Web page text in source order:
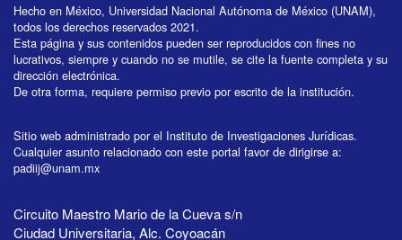
Hecho en México, Universidad Nacional Autónoma de México (UNAM),
todos los derechos reservados 2021.
Esta página y sus contenidos pueden ser reproducidos con fines no
lucrativos, siempre y cuando no se mutile, se cite la fuente completa y su
dirección electrónica.
De otra forma, requiere permiso previo por escrito de la institución.
Sitio web administrado por el Instituto de Investigaciones Jurídicas.
Cualquier asunto relacionado con este portal favor de dirigirse a:
padiij@unam.mx
Circuito Maestro Mario de la Cueva s/n
Ciudad Universitaria, Alc. Coyoacán